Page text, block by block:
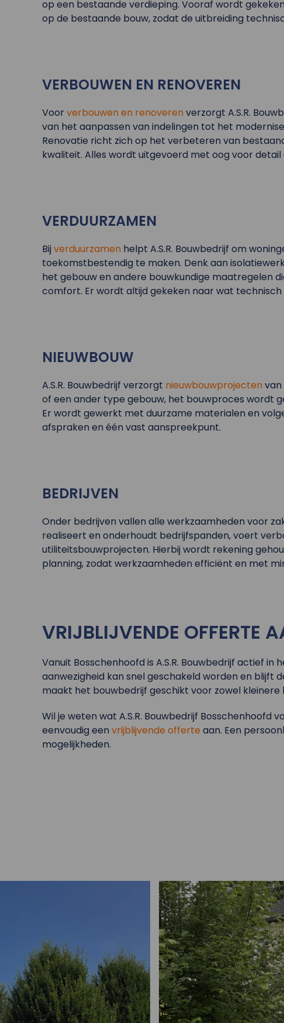
op een bestaande verdieping. Vooraf wordt
op de bestaande bouw, zodat de uitbreiding
VERBOUWEN EN RENOVEREN
Voorverbouwen en renoveren verzorgt A.S.R.
van het aanpassen van indelingen tot het
Renovatie richt zich op het verbeteren van
kwaliteit. Alles wordt uitgevoerd met oog voor
VERDUURZAMEN
Bij verduurzamen helpt A.S.R. Bouwbedrijf om
toekomstbestendig te maken. Denk aan
het gebouw en andere bouwkundige maatregelen
comfort. Er wordt altijd gekeken naar wat
NIEUWBOUW
A.S.R. Bouwbedrijf verzorgt nieuwbouwprojecten van
of een ander type gebouw, het bouwproces wordt
Er wordt gewerkt met duurzame materialen en
afspraken en één vast aanspreekpunt.
BEDRIJVEN
Onder bedrijven vallen alle werkzaamheden voor
realiseert en onderhoudt bedrijfspanden, voert
utiliteitsbouwprojecten. Hierbij wordt rekening
planning, zodat werkzaamheden efficiënt en met
VRIJBLIJVENDE OFFERTE
Vanuit Bosschenhoofd is A.S.R. Bouwbedrijf actief in
aanwezigheid kan snel geschakeld worden en blijft
maakt het bouwbedrijf geschikt voor zowel
Wil je weten wat A.S.R. Bouwbedrijf Bosschenhoofd
eenvoudig een vrijblijvende offerte aan. Een
mogelijkheden.